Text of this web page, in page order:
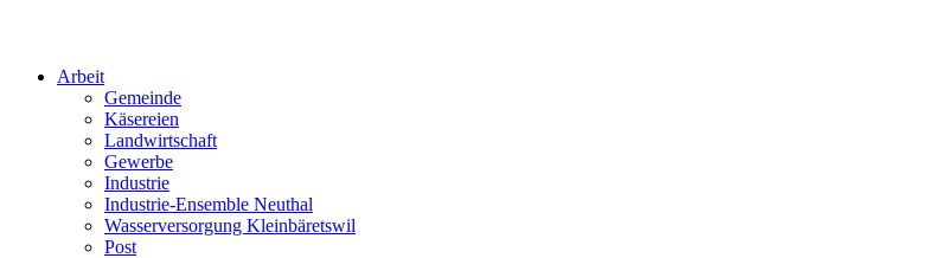
Arbeit
Gemeinde
Käsereien
Landwirtschaft
Gewerbe
Industrie
Industrie-Ensemble Neuthal
Wasserversorgung Kleinbäretswil
Post